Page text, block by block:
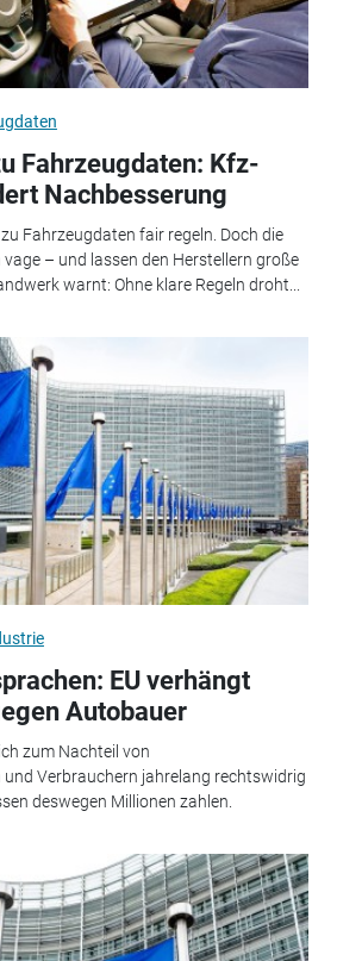
Fahrzeugdaten: Kfz-
Nachbesserung
Fahrzeugdaten fair regeln. Doch die
vage – und lassen den Herstellern große
warnt: Ohne klare Regeln droht...
EU verhängt
Autobauer
zum Nachteil von
und Verbrauchern jahrelang rechtswidrig
deswegen Millionen zahlen.